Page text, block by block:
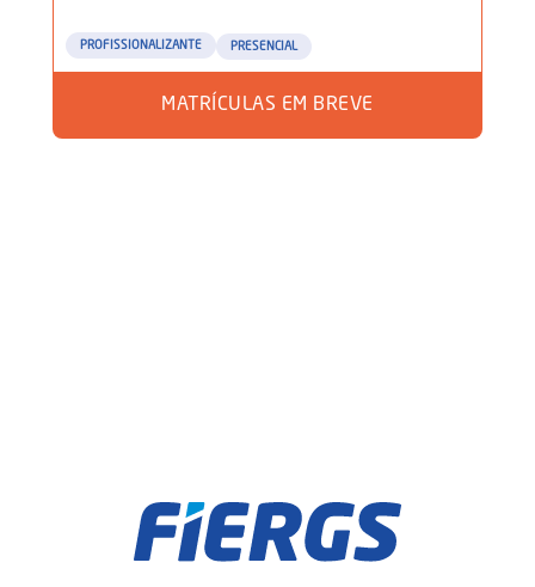
PRESENCIAL
PROFISSIONALIZANTE
MATRÍCULAS EM BREVE